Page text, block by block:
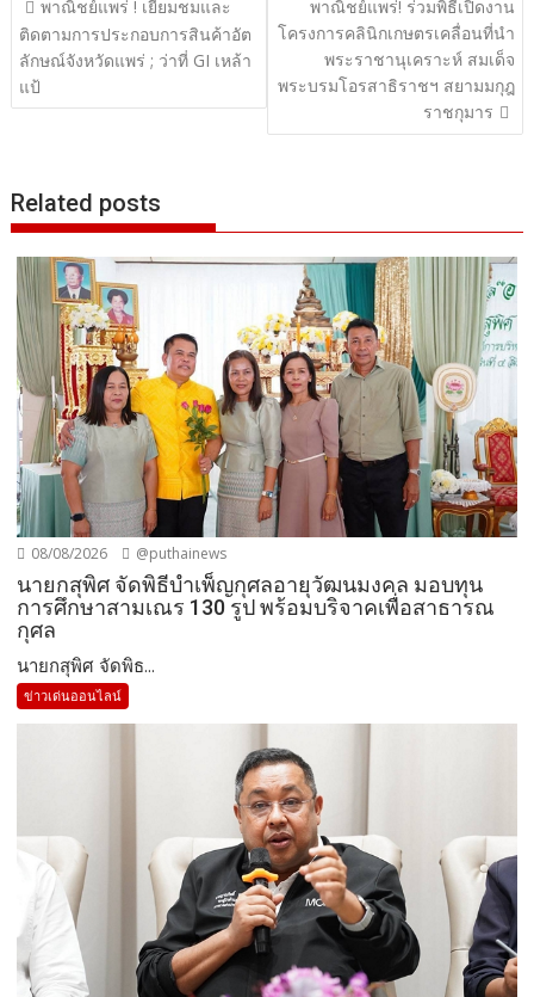
เรื่อง
พาณิชย์แพร่ ! เยี่ยมชมและ
ติดตามการประกอบการสินค้าอัต
ลักษณ์จังหวัดแพร่ ; ว่าที่ GI เหล้า
แป้
พาณิชย์แพร่! ร่วมพิธีเปิดงาน
โครงการคลินิกเกษตรเคลื่อนที่นำ
พระราชานุเคราะห์ สมเด็จ
พระบรมโอรสาธิราชฯ สยามมกุฎ
ราชกุมาร
Related posts
08/08/2026 @puthainews
นายกสุพิศ จัดพิธีบำเพ็ญกุศลอายุวัฒนมงคล มอบทุน
การศึกษาสามเณร 130 รูป พร้อมบริจาคเพื่อสาธารณ
กุศล
นายกสุพิศ จัดพิธ...
ข่าวเด่นออนไลน์